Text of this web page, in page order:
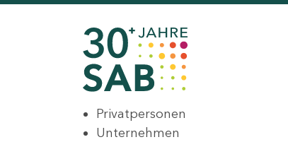
Privatpersonen
Unternehmen